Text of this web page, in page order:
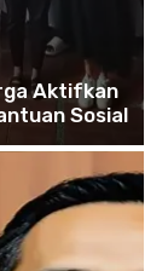
Aktifkan
Sosial